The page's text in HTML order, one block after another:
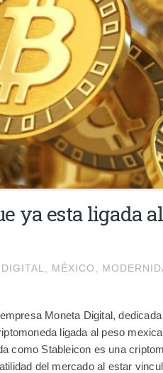
ya esta ligada
MÉXICO
Moneta Digital,
ligada al peso
como Stableicon es una
del mercado al estar